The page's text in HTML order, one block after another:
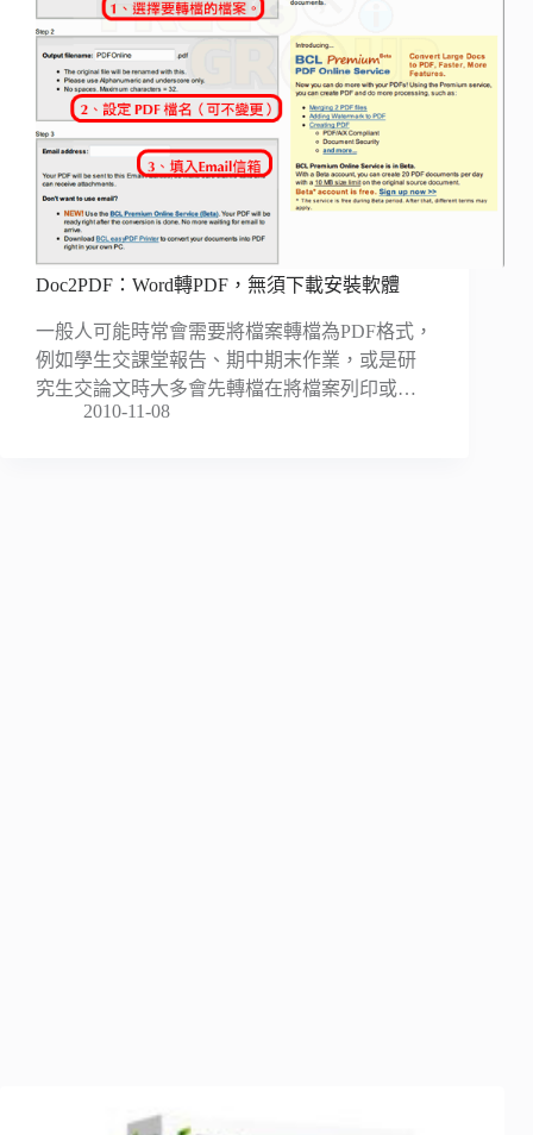
Doc2PDF：Word轉PDF，無須下載安裝軟體
一般人可能時常會需要將檔案轉檔為PDF格式，
例如學生交課堂報告、期中期末作業，或是研
究生交論文時大多會先轉檔在將檔案列印或…
2010-11-08